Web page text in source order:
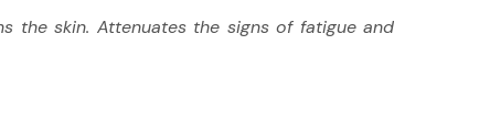
the skin. Attenuates the signs of fatigue and